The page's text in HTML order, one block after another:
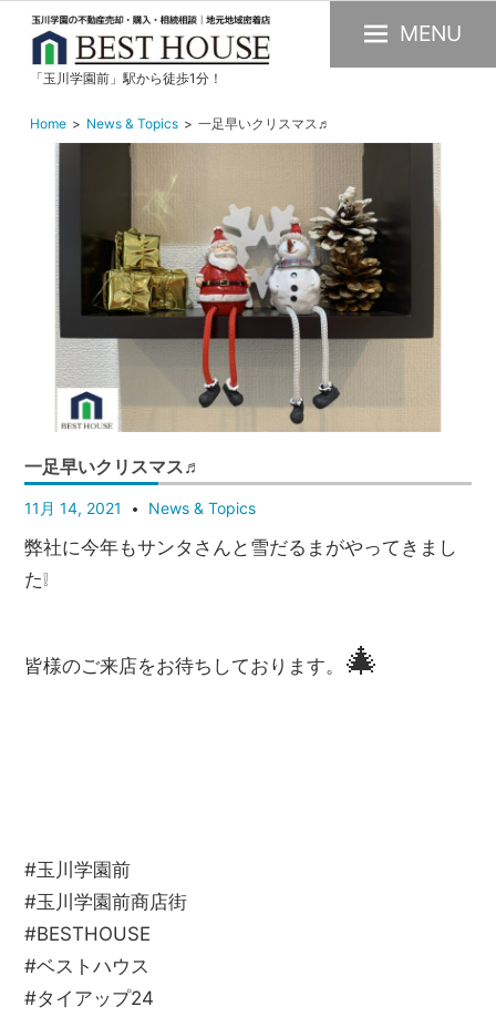
玉
川
の
入・
却・
貸・
管
理
｜
地
密
着
「玉川学園前」駅から徒歩1分！
MENU
Home News & Topics 一足早いクリスマス♬
一足早いクリスマス♬
11月 14, 2021 News & Topics
弊社に今年もサンタさんと雪だるまがやってきまし
た❕
皆様のご来店をお待ちしております。 🎄
#玉川学園前
#玉川学園前商店街
#BESTHOUSE
#ベストハウス
#タイアップ24